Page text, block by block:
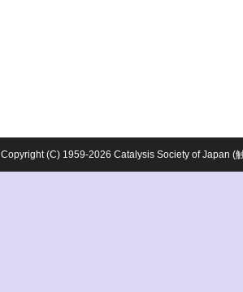
Copyright (C) 1959-2026 Catalysis Society of Japan (